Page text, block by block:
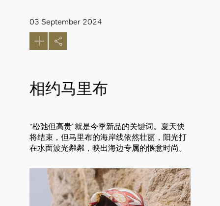
03 September 2024
相约马里布
“松弛但高贵”就是今季新品的关键词。夏天快
将结束，但马里布的海岸线依然壮丽，阳光打
在水面波光粼粼，映出海边专属的惬意时尚。